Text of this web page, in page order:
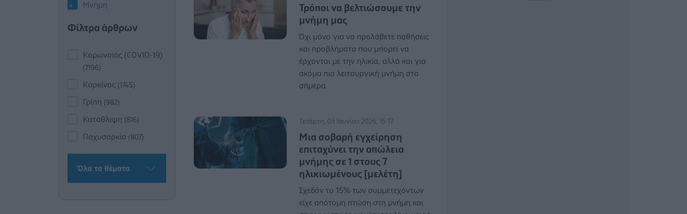
Μνήμη
Φίλτρα άρθρων
Κορωνοϊός (COVID-19)
(7196)
Καρκίνος (1745)
Γρίπη (982)
Κατάθλιψη (816)
Παχυσαρκία (807)
Όλα τα θέματα
Τρόποι να βελτιώσουμε την
μνήμη μας
Όχι μόνο για να προλάβετε παθήσεις
και προβλήματα που μπορεί να
έρχονται με την ηλικία, αλλά και για
ακόμα πιο λειτουργική μνήμη στο
σήμερα.
Τετάρτη, 03 Ιουνίου 2026, 15:17
Μια σοβαρή εγχείρηση
επιταχύνει την απώλεια
μνήμης σε 1 στους 7
ηλικιωμένους [μελέτη]
Σχεδόν το 15% των συμμετεχόντων
είχε απότομη πτώση στη μνήμη και